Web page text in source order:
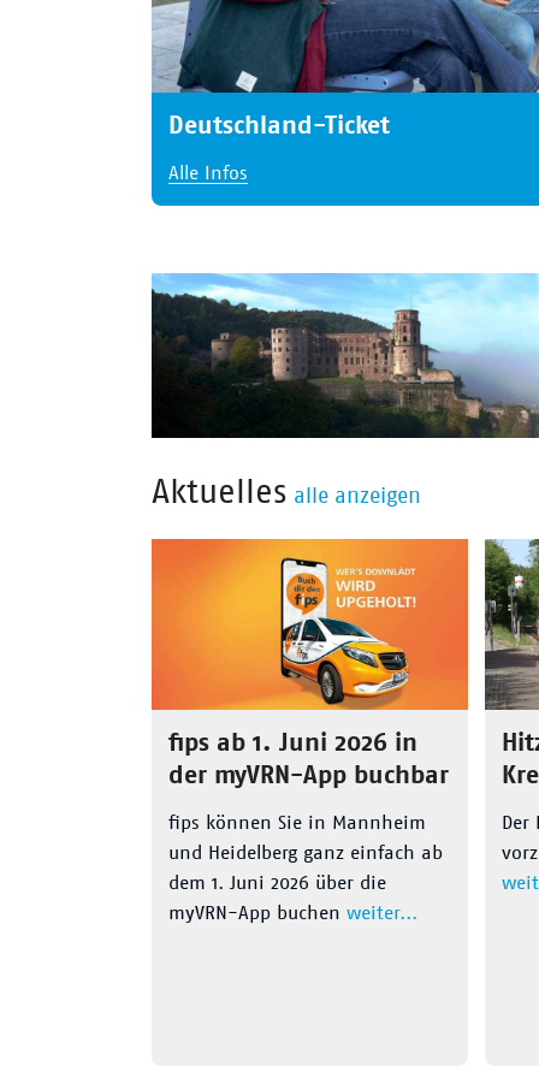
Deutschland-Ticket
Alle Infos
Aktuelles alle anzeigen
fips ab 1. Juni 2026 in
der myVRN-App buchbar
fips können Sie in Mannheim
und Heidelberg ganz einfach ab
dem 1. Juni 2026 über die
myVRN-App buchen weiter...
Der